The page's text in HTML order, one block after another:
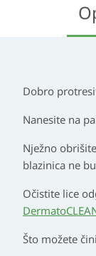
Dobro
Nanesite na
Nježno
blazinica ne
Očistite lice
Što možete